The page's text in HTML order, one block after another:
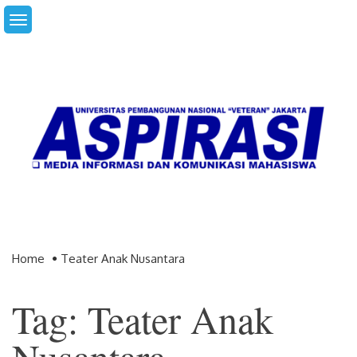
Skip
to
Home Teater Anak Nusantara
Tag: Teater Anak